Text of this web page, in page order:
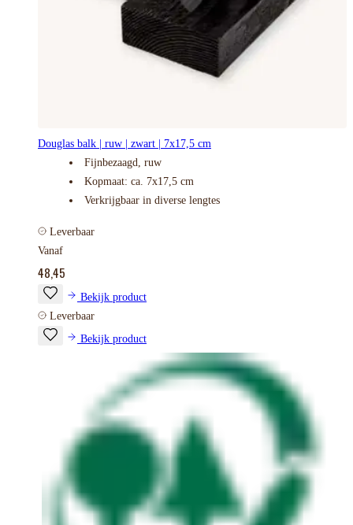
Douglas balk | ruw | zwart | 7x17,5 cm
Fijnbezaagd, ruw
Kopmaat: ca. 7x17,5 cm
Verkrijgbaar in diverse lengtes
Leverbaar
Vanaf
48,45
Bekijk product
Leverbaar
Bekijk product